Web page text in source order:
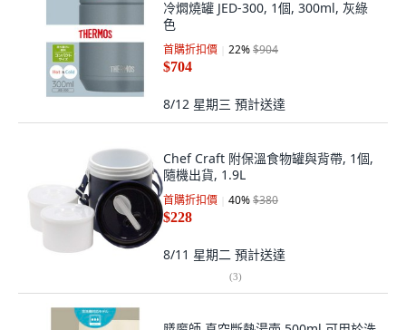
冷燜燒罐 JED-300, 1個, 300ml, 灰綠
色
首購折扣價 22%$904
$704
8/12 星期三 預計送達
Chef Craft 附保溫食物罐與背帶, 1個,
隨機出貨, 1.9L
首購折扣價 40%$380
$228
8/11 星期二 預計送達
(3)